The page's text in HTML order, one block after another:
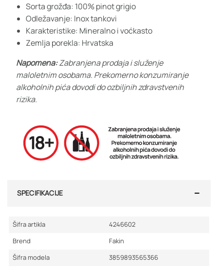
Sorta grožđa: 100% pinot grigio
Odležavanje: Inox tankovi
Karakteristike: Mineralno i voćkasto
Zemlja porekla: Hrvatska
Napomena:Zabranjena prodaja i služenje
maloletnim osobama. Prekomerno konzumiranje
alkoholnih pića dovodi do ozbiljnih zdravstvenih
rizika.
SPECIFIKACIJE
Šifra artikla
4246602
Brend
Fakin
Šifra modela
3859893565366